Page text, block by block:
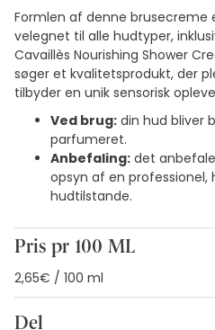
Formlen af denne brusecreme
velegnet til alle hudtyper,
Cavaillès Nourishing Shower
søger et kvalitetsprodukt, der
tilbyder en unik sensorisk
Ved brug: din hud bliver
parfumeret.
Anbefaling: det
opsyn af en professionel,
hudtilstande.
Pris pr 100 ML
2,65€ / 100 ml
Del